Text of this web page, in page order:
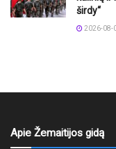
širdy“
2026-08-
Apie Žemaitijos gidą